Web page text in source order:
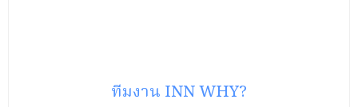
ทีมงาน INN WHY?